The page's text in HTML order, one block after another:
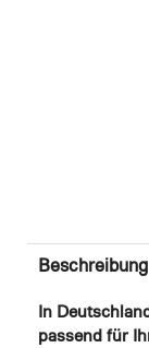
Beschreibung
In
passend für